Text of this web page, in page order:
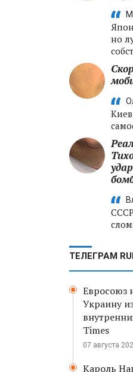
но
ТЕЛЕГРАМ
Евросоюз
Украину
Times
07 августа
Кароль